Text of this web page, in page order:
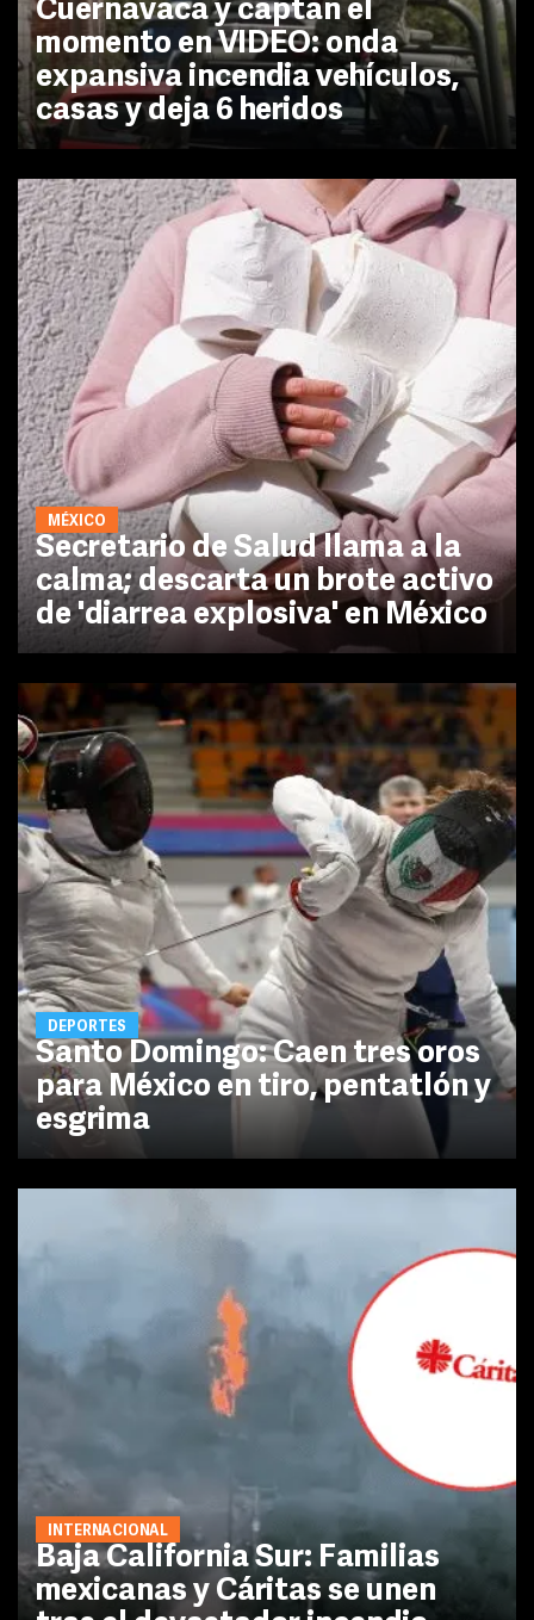
Cuernavaca y captan el
momento en VIDEO: onda
expansiva incendia vehículos,
casas y deja 6 heridos
MÉXICO
Secretario de Salud llama a la
calma; descarta un brote activo
de 'diarrea explosiva' en México
DEPORTES
Santo Domingo: Caen tres oros
para México en tiro, pentatlón y
esgrima
INTERNACIONAL
Baja California Sur: Familias
mexicanas y Cáritas se unen